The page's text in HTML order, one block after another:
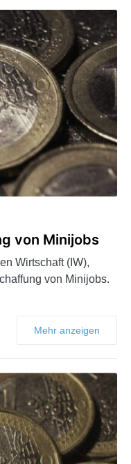
von Minijobs
Wirtschaft (IW),
von Minijobs.
Mehr anzeigen